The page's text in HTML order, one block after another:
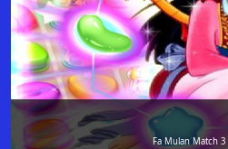
Fa Mulan Match 3